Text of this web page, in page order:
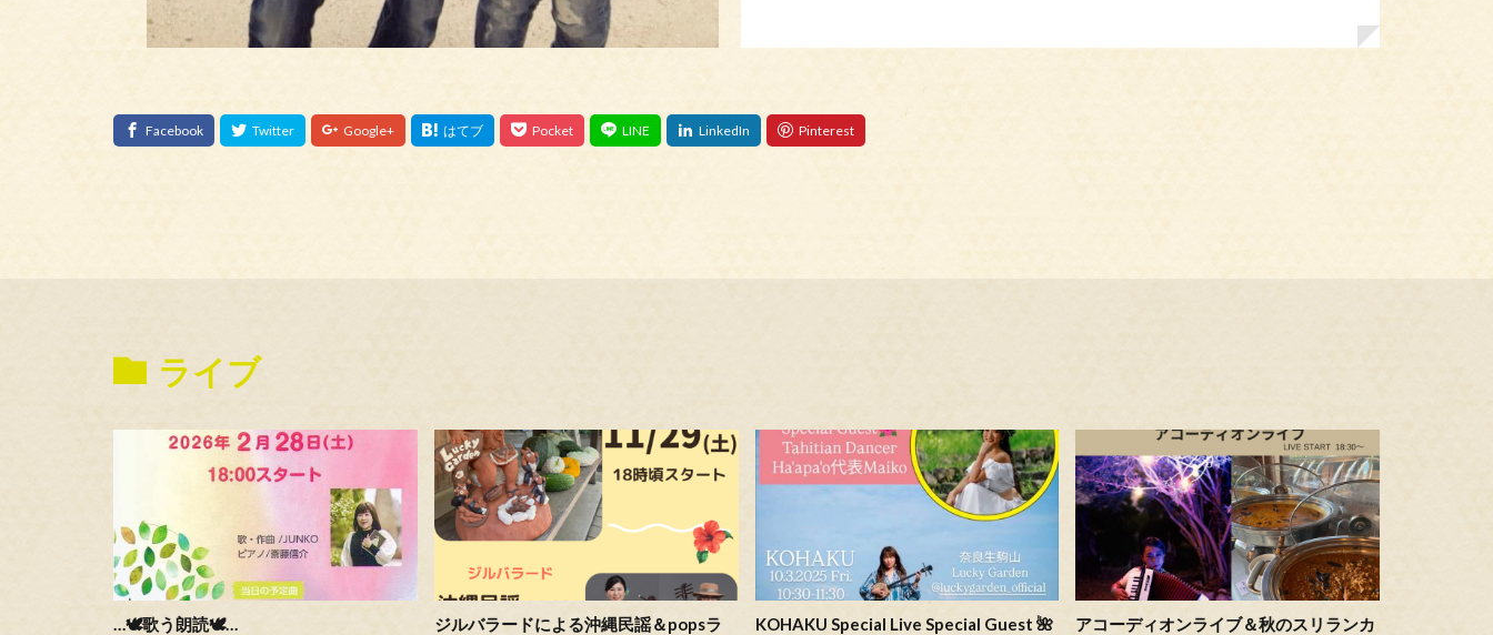
ライブ
…🕊️歌う朗読🕊️…
ジルバラードによる沖縄民謡＆popsラ
KOHAKU Special Live Special Guest 🌺
アコーディオンライブ＆秋のスリランカ